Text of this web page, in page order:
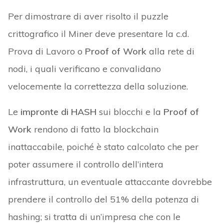
Per dimostrare di aver risolto il puzzle
crittografico il Miner deve presentare la c.d.
Prova di Lavoro o Proof of Work alla rete di
nodi, i quali verificano e convalidano
velocemente la correttezza della soluzione.
Le impronte di HASH sui blocchi e la Proof of
Workrendono di fatto la blockchain
inattaccabile, poiché è stato calcolato che per
poter assumere il controllo dell’intera
infrastruttura, un eventuale attaccante dovrebbe
prendere il controllo del 51% della potenza di
hashing; si tratta di un’impresa che con le